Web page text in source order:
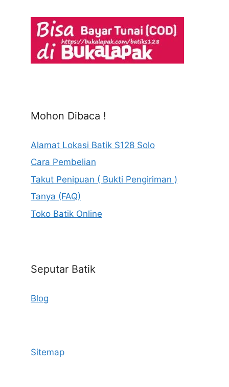
Mohon Dibaca !
Alamat Lokasi Batik S128 Solo
Cara Pembelian
Takut Penipuan ( Bukti Pengiriman )
Tanya (FAQ)
Toko Batik Online
Seputar Batik
Blog
Sitemap